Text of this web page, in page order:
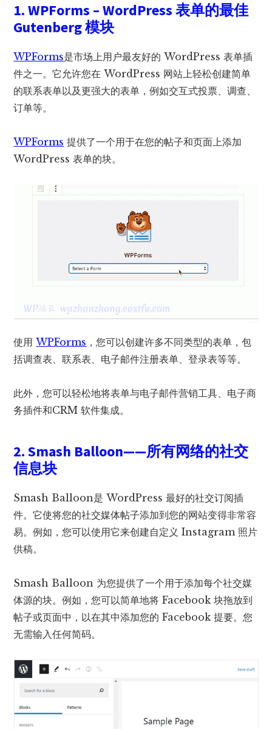
1. WPForms – WordPress 表单的最佳
Gutenberg 模块
WPForms是市场上用户最友好的 WordPress 表单插
件之一。它允许您在 WordPress 网站上轻松创建简单
的联系表单以及更强大的表单，例如交互式投票、调查、
订单等。
WPForms 提供了一个用于在您的帖子和页面上添加
WordPress 表单的块。
使用WPForms ，您可以创建许多不同类型的表单，包
括调查表、联系表、电子邮件注册表单、登录表等等。
此外，您可以轻松地将表单与电子邮件营销工具、电子商
务插件和CRM 软件集成。
2. Smash Balloon——所有网络的社交
信息块
Smash Balloon是 WordPress 最好的社交订阅插
件。它使将您的社交媒体帖子添加到您的网站变得非常容
易。例如，您可以使用它来创建自定义 Instagram 照片
供稿。
Smash Balloon 为您提供了一个用于添加每个社交媒
体源的块。例如，您可以简单地将 Facebook 块拖放到
帖子或页面中，以在其中添加您的 Facebook 提要。您
无需输入任何简码。